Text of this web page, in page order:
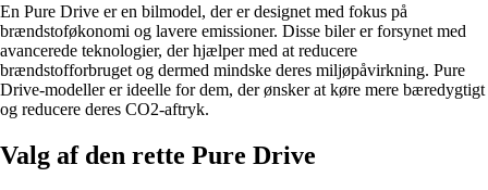
En Pure Drive er en bilmodel, der er designet med fokus på
brændstoføkonomi og lavere emissioner. Disse biler er forsynet med
avancerede teknologier, der hjælper med at reducere
brændstofforbruget og dermed mindske deres miljøpåvirkning. Pure
Drive-modeller er ideelle for dem, der ønsker at køre mere bæredygtigt
og reducere deres CO2-aftryk.
Valg af den rette Pure Drive